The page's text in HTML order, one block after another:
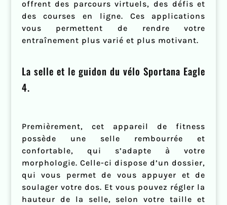
offrent des parcours virtuels, des défis et
des courses en ligne. Ces applications
vous permettent de rendre votre
entraînement plus varié et plus motivant.
La selle et le guidon du vélo Sportana Eagle
4.
Premièrement, cet appareil de fitness
possède une selle rembourrée et
confortable, qui s’adapte à votre
morphologie. Celle-ci dispose d’un dossier,
qui vous permet de vous appuyer et de
soulager votre dos. Et vous pouvez régler la
hauteur de la selle, selon votre taille et